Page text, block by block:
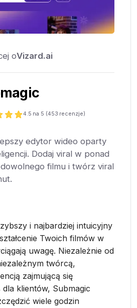
oVizard.ai
4.5 na 5 (453 recenzje)
edytor wideo oparty
Dodaj viral w ponad
filmu i twórz viral
i najbardziej intuicyjny
Twoich filmów w
uwagę. Niezależnie od
twórcą,
zajmującą się
klientów, Submagic
wiele godzin